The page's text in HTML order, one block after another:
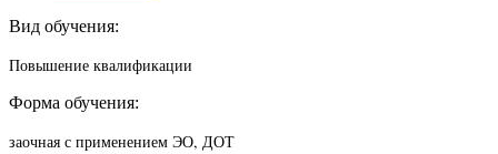
Вид обучения:
Повышение квалификации
Форма обучения:
заочная с применением ЭО, ДОТ